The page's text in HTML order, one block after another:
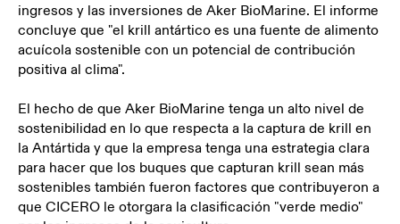
ingresos y las inversiones de Aker BioMarine. El informe
concluye que "el krill antártico es una fuente de alimento
acuícola sostenible con un potencial de contribución
positiva al clima".
El hecho de que Aker BioMarine tenga un alto nivel de
sostenibilidad en lo que respecta a la captura de krill en
la Antártida y que la empresa tenga una estrategia clara
para hacer que los buques que capturan krill sean más
sostenibles también fueron factores que contribuyeron a
que CICERO le otorgara la clasificación "verde medio"